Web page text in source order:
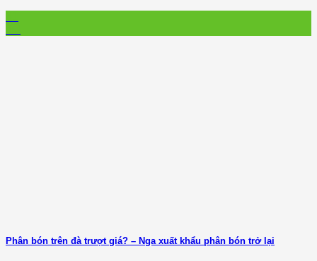
Phân bón trên đà trượt giá? – Nga xuất khẩu phân bón trở lại